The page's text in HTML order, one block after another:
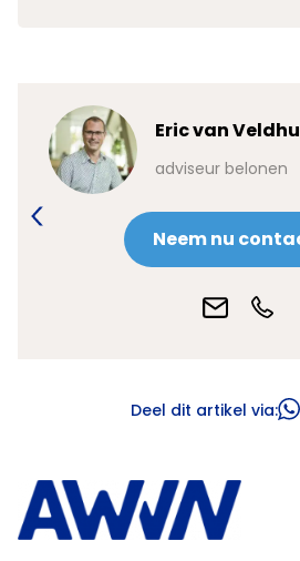
Eric van
adviseur belonen
Neem nu
Deel dit artikel via: